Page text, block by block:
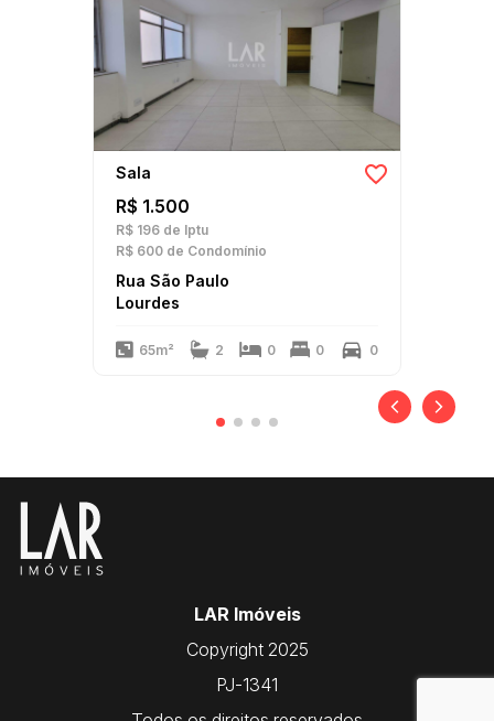
Sala
R$ 1.500
R$ 196 de Iptu
R$ 600 de Condomínio
Rua São Paulo
Lourdes
65m² 2 0 0 0
LAR Imóveis
Copyright 2025
PJ-1341